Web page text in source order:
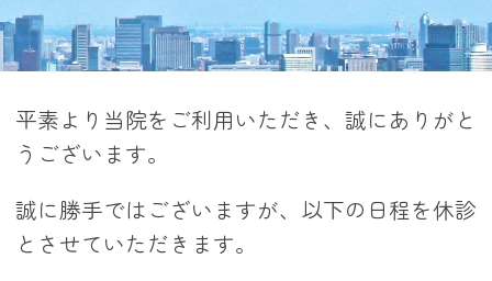
平素より当院をご利用いただき、誠にありがと
うございます。
誠に勝手ではございますが、以下の日程を休診
とさせていただきます。